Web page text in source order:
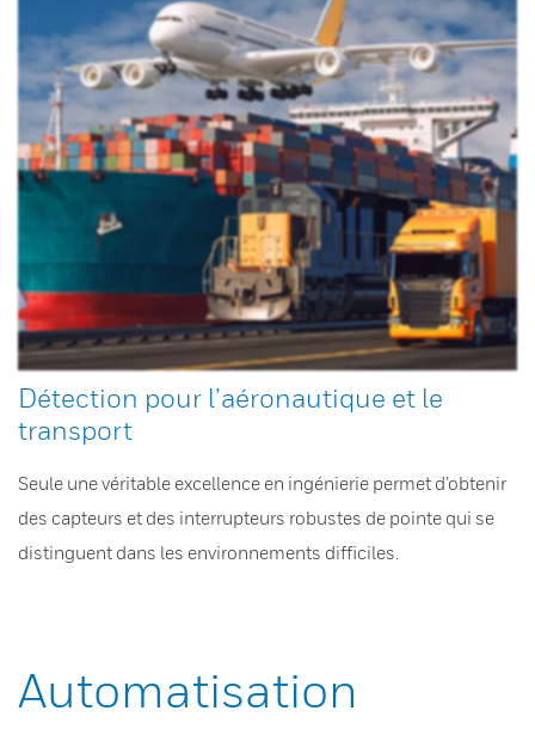
Détection pour l’aéronautique et le
transport
Seule une véritable excellence en ingénierie permet d’obtenir
des capteurs et des interrupteurs robustes de pointe qui se
distinguent dans les environnements difficiles.
Automatisation